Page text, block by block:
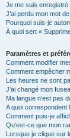
Je me suis
J’ai perdu mon mot
Pourquoi suis-je
À quoi sert «
Paramètres et
Comment modifier
Comment empêcher
Les heures ne sont
J’ai changé mon
Ma langue n’est pas
A quoi correspondent
Comment puis-je
Qu’est-ce que mon
Lorsque je clique sur